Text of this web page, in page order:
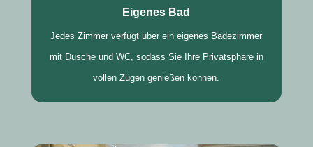
Eigenes Bad
Jedes Zimmer verfügt über ein eigenes Badezimmer
mit Dusche und WC, sodass Sie Ihre Privatsphäre in
vollen Zügen genießen können.